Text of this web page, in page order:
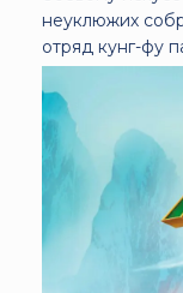
неуклюжих
отряд кунг-фу